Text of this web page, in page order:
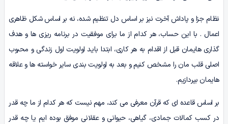
نظام جزا و پاداش آخرت نیز بر اساس دل تنظیم شده، نه بر اساس شکل ظاهری
اعمال . با این حساب، هر کدام از ما برای موفقیت در برنامه ریزی ها و هدف
گذاری هایمان قبل از اقدام به هر کاری، ابتدا باید اولویت اول زندگی و محبوب
اصلی قلب مان را مشخص کنیم و بعد به اولویت بندی سایر خواسته ها و علاقه
هایمان بپردازیم.
بر اساس قاعده ای که قرآن معرفی می کند، مهم نیست که هر کدام از ما چه قدر
در کسب کمالات جمادی، گیاهی، حیوانی و عقلانی موفق بوده ایم یا چه قدر